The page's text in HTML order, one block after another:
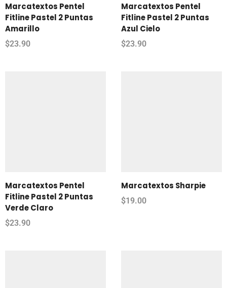
Marcatextos Pentel
Fitline Pastel 2 Puntas
Amarillo
$23.90
Marcatextos Pentel
Fitline Pastel 2 Puntas
Azul Cielo
$23.90
Marcatextos Pentel
Fitline Pastel 2 Puntas
Verde Claro
$23.90
Marcatextos Sharpie
$19.00